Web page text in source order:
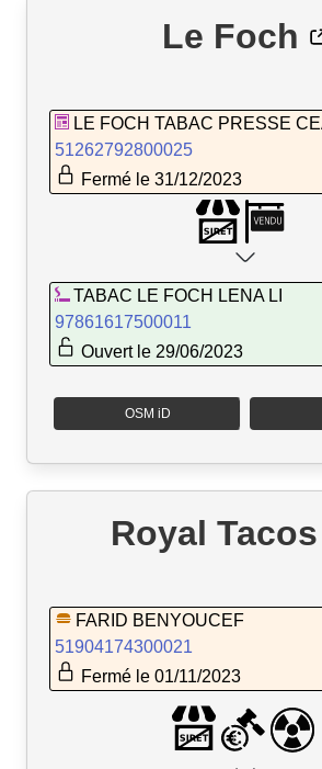
Le Foch
LE FOCH TABAC PRESSE
51262792800025
Fermé le 31/12/2023
TABAC LE FOCH LENA LI
97861617500011
Ouvert le 29/06/2023
OSM iD
Royal Tacos
FARID BENYOUCEF
51904174300021
Fermé le 01/11/2023